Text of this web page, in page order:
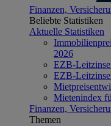
Finanzen,
Beliebte Statistiken
Aktuelle Statistiken
2026
EZB-
EZB-
Mietenindex
Finanzen,
Themen